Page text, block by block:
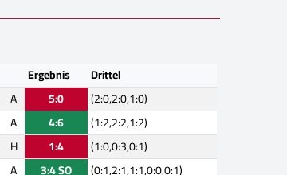
Ergebnis
Drittel
A 5:0
(2:0,2:0,1:0)
A 4:6
(1:2,2:2,1:2)
H 1:4
(1:0,0:3,0:1)
A 3:4 SO
(0:1,2:1,1:1,0:0,0:1)